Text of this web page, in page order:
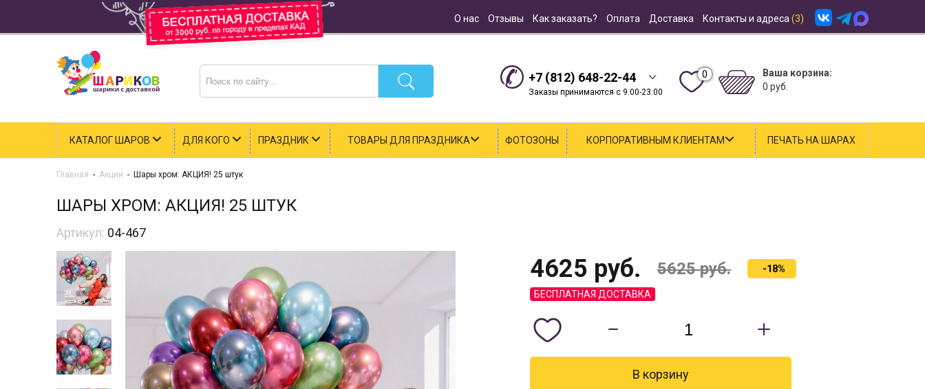
О нас Отзывы Как заказать? Оплата Доставка Контакты и адреса (3)
+7 (812) 648-22-44
Заказы принимаются с 9.00-23.00
0
Ваша корзина:
0 руб.
КАТАЛОГ ШАРОВ ДЛЯ КОГО ПРАЗДНИК ТОВАРЫ ДЛЯ ПРАЗДНИКА ФОТОЗОНЫ КОРПОРАТИВНЫМ КЛИЕНТАМ ПЕЧАТЬ НА ШАРАХ
Главная - Акции - Шары хром: АКЦИЯ! 25 штук
ШАРЫ ХРОМ: АКЦИЯ! 25 ШТУК
Артикул: 04-467
4625 руб. 5625руб. -18%
БЕСПЛАТНАЯ ДОСТАВКА